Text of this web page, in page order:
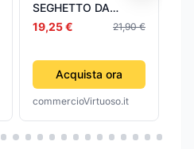
SEGHETTO DA
MACELLAIO- -
19,25 € 21,90 €
Acquista ora
commercioVirtuoso.it